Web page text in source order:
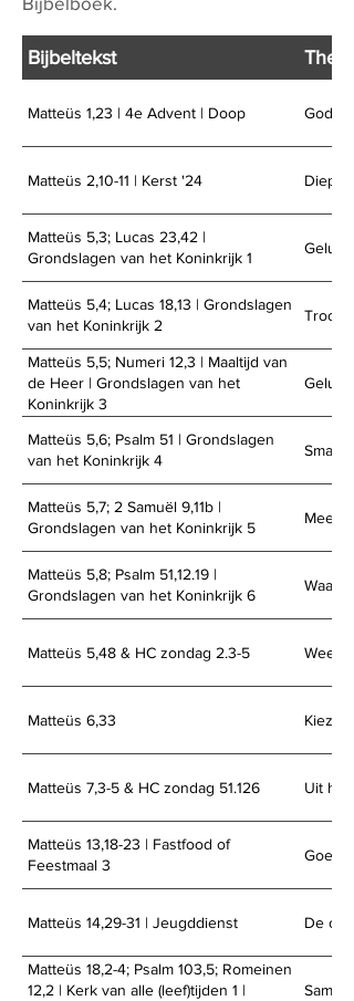
Bijbeltekst Thema
Matteüs 1,23 | 4e Advent | Doop God
Matteüs 2,10-11 | Kerst '24 Diepe
Matteüs 5,3; Lucas 23,42 |
Grondslagen van het Koninkrijk 1
Matteüs 5,4; Lucas 18,13 | Grondslagen
van het Koninkrijk 2
Matteüs 5,5; Numeri 12,3 | Maaltijd van
de Heer | Grondslagen van het
Koninkrijk 3
Matteüs 5,6; Psalm 51 | Grondslagen
van het Koninkrijk 4
Matteüs 5,7; 2 Samuël 9,11b |
Grondslagen van het Koninkrijk 5
Matteüs 5,8; Psalm 51,12.19 |
Grondslagen van het Koninkrijk 6
Waar
Matteüs 5,48 & HC zondag 2.3-5 Wees
Matteüs 6,33
Matteüs 7,3-5 & HC zondag 51.126 Uit
Matteüs 13,18-23 | Fastfood of
Feestmaal 3
Goede
Matteüs 14,29-31 | Jeugddienst De
Matteüs 18,2-4; Psalm 103,5; Romeinen
12,2 | Kerk van alle (leef)tijden 1 |
Samen